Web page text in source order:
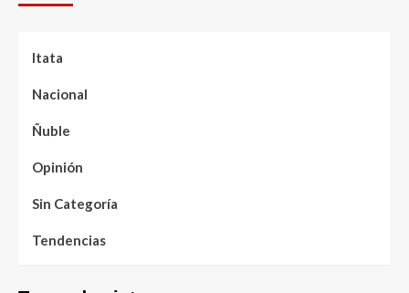
Itata
Nacional
Ñuble
Opinión
Sin Categoría
Tendencias